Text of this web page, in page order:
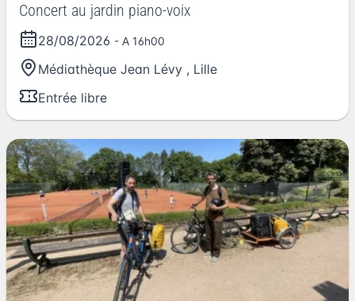
Concert au jardin piano-voix
28/08/2026 - A 16h00
Médiathèque Jean Lévy , Lille
Entrée libre